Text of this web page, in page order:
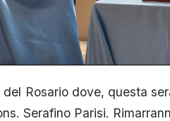
Rosario dove, questa
Serafino Parisi.